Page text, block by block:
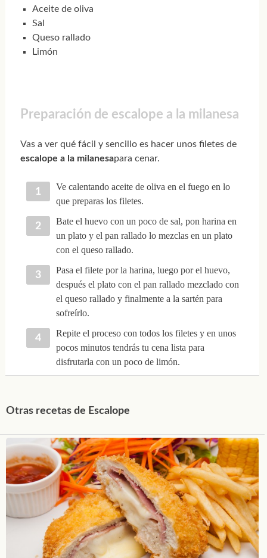
Aceite de oliva
Sal
Queso rallado
Limón
Preparación de escalope a la milanesa
Vas a ver qué fácil y sencillo es hacer unos filetes de
escalope a la milanesapara cenar.
Ve calentando aceite de oliva en el fuego en lo
que preparas los filetes.
Bate el huevo con un poco de sal, pon harina en
un plato y el pan rallado lo mezclas en un plato
con el queso rallado.
Pasa el filete por la harina, luego por el huevo,
después el plato con el pan rallado mezclado con
el queso rallado y finalmente a la sartén para
sofreírlo.
Repite el proceso con todos los filetes y en unos
pocos minutos tendrás tu cena lista para
disfrutarla con un poco de limón.
Otras recetas de Escalope